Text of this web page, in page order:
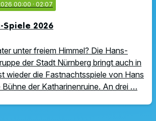
00:00 · 02:07
Spiele 2026
unter freiem Himmel? Die Hans-
der Stadt Nürnberg bringt auch in
wieder die Fastnachtsspiele von Hans
der Katharinenruine. An drei …